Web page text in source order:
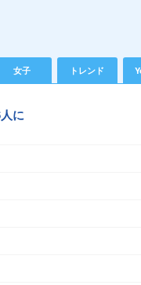
女子 トレンド
に